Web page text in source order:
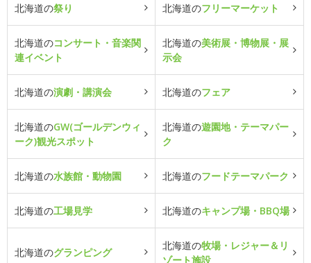
北海道の祭り 北海道のフリーマーケット
北海道のコンサート・音楽関
連イベント
北海道の美術展・博物展・展
示会
北海道の演劇・講演会 北海道のフェア
北海道のGW(ゴールデンウィ
ーク)観光スポット
北海道の遊園地・テーマパー
ク
北海道の水族館・動物園 北海道のフードテーマパーク
北海道の工場見学 北海道のキャンプ場・BBQ場
北海道のグランピング
北海道の牧場・レジャー＆リ
ゾート施設